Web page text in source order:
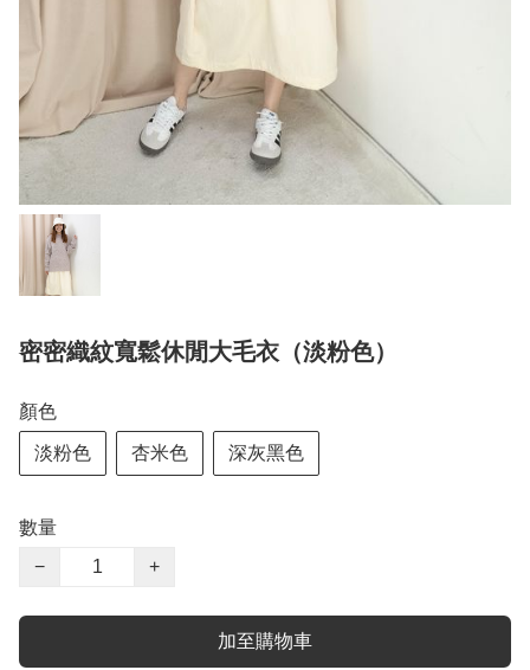
密密織紋寬鬆休閒大毛衣（淡粉色）
顏色
淡粉色 杏米色 深灰黑色
數量
−
+
加至購物車